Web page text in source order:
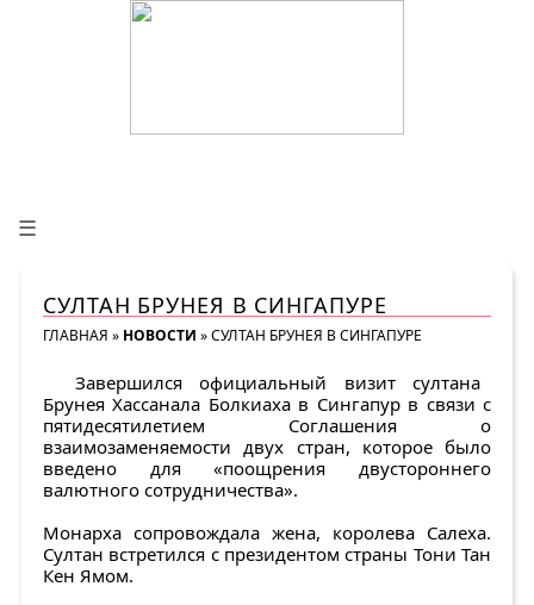
☰
СУЛТАН БРУНЕЯ В СИНГАПУРЕ
ГЛАВНАЯ » НОВОСТИ »СУЛТАН БРУНЕЯ В СИНГАПУРЕ
Завершился официальный визит султана
Брунея Хассанала Болкиаха в Сингапур в связи с
пятидесятилетием Соглашения о
взаимозаменяемости двух стран, которое было
введено для «поощрения двустороннего
валютного сотрудничества».
Монарха сопровождала жена, королева Салеха.
Султан встретился с президентом страны Тони Тан
Кен Ямом.